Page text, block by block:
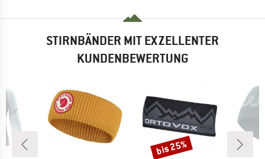
STIRNBÄNDER MIT EXZELLENTER
KUNDENBEWERTUNG
Rabatt
bis 25%